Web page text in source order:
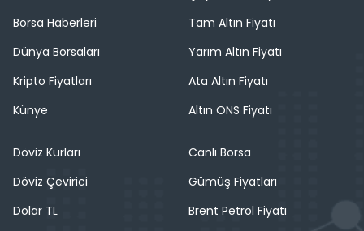
Borsa Haberleri
Dünya Borsaları
Kripto Fiyatları
Künye
Tam Altın Fiyatı
Yarım Altın Fiyatı
Ata Altın Fiyatı
Altın ONS Fiyatı
Döviz Kurları
Döviz Çevirici
Dolar TL
Canlı Borsa
Gümüş Fiyatları
Brent Petrol Fiyatı